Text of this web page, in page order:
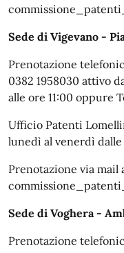
Sede di Vigevano -
Prenotazione
0382 1958030 attivo
alle ore 11:00 oppure
Ufficio Patenti
lunedì al venerdì dalle
Prenotazione via mail
Sede di Voghera -
Prenotazione